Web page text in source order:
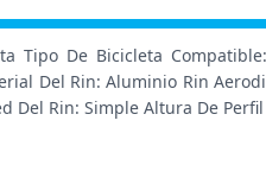
Tipo De Bicicleta
Del Rin: Aluminio Rin
Del Rin: Simple Altura De